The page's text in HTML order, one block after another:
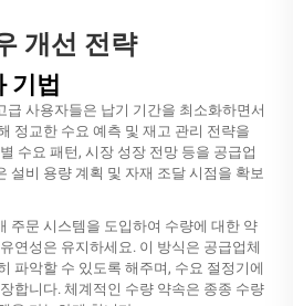
개선 전략
기법
급 사용자들은 납기 기간을 최소화하면서
정교한 수요 예측 및 재고 관리 전략을
수요 패턴, 시장 성장 전망 등을 공급업
설비 용량 계획 및 자재 조달 시점을 확보
주문 시스템을 도입하여 수량에 대한 약
연성은 유지하세요. 이 방식은 공급업체
파악할 수 있도록 해주며, 수요 절정기에
합니다. 체계적인 수량 약속은 종종 수량